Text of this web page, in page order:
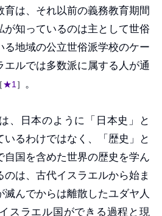
育は、それ以前の義務教育期間
が知っているのは主として世俗
る地域の公立世俗派学校のケー
エルでは多数派に属する人が通
★1］ 。
、日本のように「日本史」と
いるわけではなく、「歴史」と
自国を含めた世界の歴史を学ん
は、古代イスラエルから始ま
滅んでからは離散したユダヤ人
スラエル国ができる過程と現